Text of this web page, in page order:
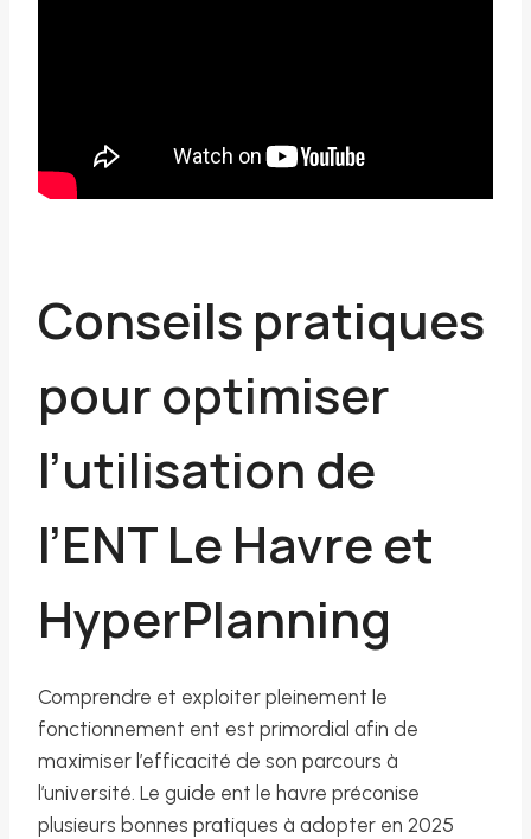
Conseils pratiques
pour optimiser
l’utilisation de
l’ENT Le Havre et
HyperPlanning
Comprendre et exploiter pleinement le
fonctionnement ent est primordial afin de
maximiser l’efficacité de son parcours à
l’université. Le guide ent le havre préconise
plusieurs bonnes pratiques à adopter en 2025